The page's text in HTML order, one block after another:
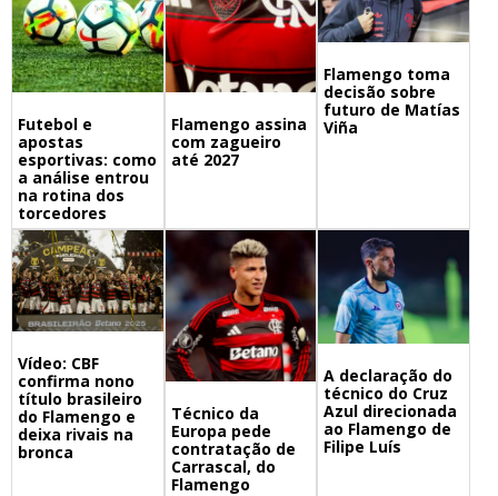
Futebol e
apostas
esportivas: como
a análise entrou
na rotina dos
torcedores
Flamengo assina
com zagueiro
até 2027
Flamengo toma
decisão sobre
futuro de Matías
Viña
Vídeo: CBF
confirma nono
título brasileiro
do Flamengo e
deixa rivais na
bronca
Técnico da
Europa pede
contratação de
Carrascal, do
Flamengo
A declaração do
técnico do Cruz
Azul direcionada
ao Flamengo de
Filipe Luís